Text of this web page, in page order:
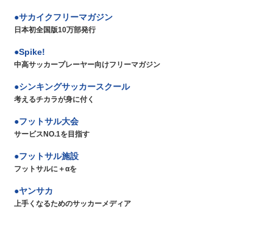
サカイクフリーマガジン
日本初全国版10万部発行
Spike!
中高サッカープレーヤー向けフリーマガジン
シンキングサッカースクール
考えるチカラが身に付く
フットサル大会
サービスNO.1を目指す
フットサル施設
フットサルに＋αを
ヤンサカ
上手くなるためのサッカーメディア